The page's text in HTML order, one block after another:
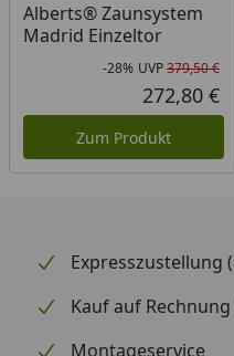
Alberts® Zaunsystem
Madrid Einzeltor
-28% UVP379,50 €
272,80 €
Zum Produkt
Expresszustellung
Kauf auf
Montageservice